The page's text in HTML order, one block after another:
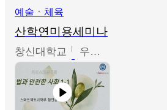
예술ㆍ체육
산학연미용세미나
창신대학교 우미옥,오윤경,박선이